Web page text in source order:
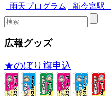
雨天プログラム
新今宮
広報グッズ
★のぼり旗申込